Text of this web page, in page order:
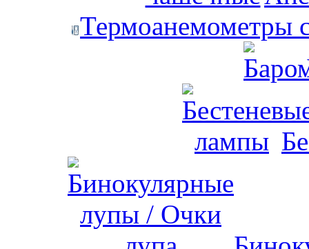
Термоанемометры